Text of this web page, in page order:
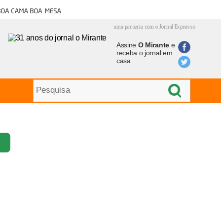
cama boa mesa
uma parceria com o Jornal Expresso
Assine O Mirantee
receba o jornal em
casa